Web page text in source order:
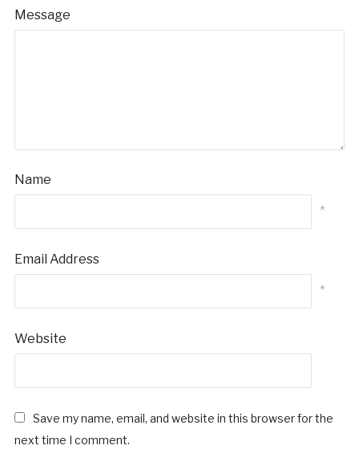
Message
Name
*
Email Address
*
Website
Save my name, email, and website in this browser for the
next time I comment.